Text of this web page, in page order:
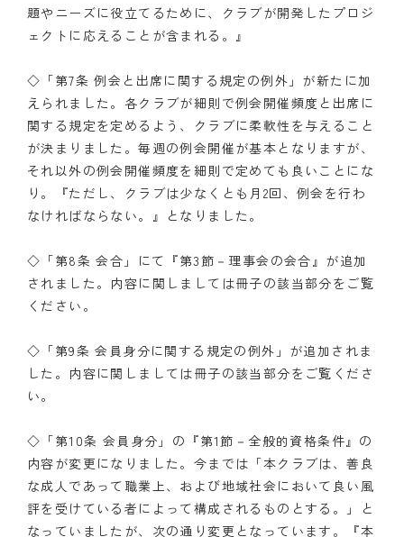
題やニーズに役立てるために、クラブが開発したプロジ
ェクトに応えることが含まれる。』
◇「第7条 例会と出席に関する規定の例外」が新たに加
えられました。各クラブが細則で例会開催頻度と出席に
関する規定を定めるよう、クラブに柔軟性を与えること
が決まりました。毎週の例会開催が基本となりますが、
それ以外の例会開催頻度を細則で定めても良いことにな
り。『ただし、クラブは少なくとも月2回、例会を行わ
なければならない。』となりました。
◇「第8条 会合」にて『第3節－理事会の会合』が追加
されました。内容に関しましては冊子の該当部分をご覧
ください。
◇「第9条 会員身分に関する規定の例外」が追加されま
した。内容に関しましては冊子の該当部分をご覧くださ
い。
◇「第10条 会員身分」の『第1節－全般的資格条件』の
内容が変更になりました。今までは「本クラブは、善良
な成人であって職業上、および地域社会において良い風
評を受けている者によって構成されるものとする。」と
なっていましたが、次の通り変更となっています。『本